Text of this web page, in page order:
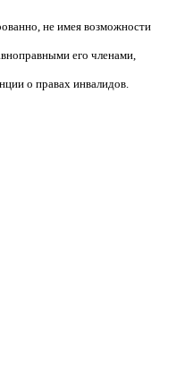
не имея возможности
его членами,
о правах инвалидов.